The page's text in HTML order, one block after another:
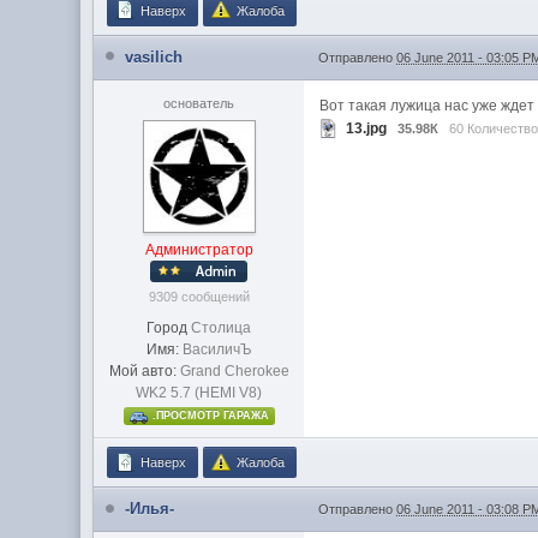
Наверх Жалоба
vasilich Отправлено06 June 2011 - 03:05
основатель
Администратор
9309 сообщений
Город Столица
Имя: ВасиличЪ
Мой авто: Grand Cherokee
WK2 5.7 (HEMI V8)
.ПРОСМОТР ГАРАЖА
Вот такая лужица нас уже ждет
13.jpg
35.98К 60
Наверх Жалоба
-Илья- Отправлено06 June 2011 - 03:08